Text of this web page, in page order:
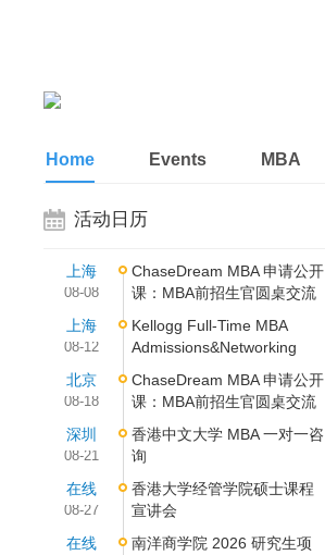
Home Events MBA
活动日历
上海
08-08
ChaseDream MBA 申请公开
课：MBA前招生官圆桌交流
上海
08-12
Kellogg Full-Time MBA
Admissions&Networking
北京
08-18
ChaseDream MBA 申请公开
课：MBA前招生官圆桌交流
深圳
08-21
香港中文大学 MBA 一对一咨
询
在线
08-27
香港大学经管学院硕士课程
宣讲会
在线
南洋商学院 2026 研究生项